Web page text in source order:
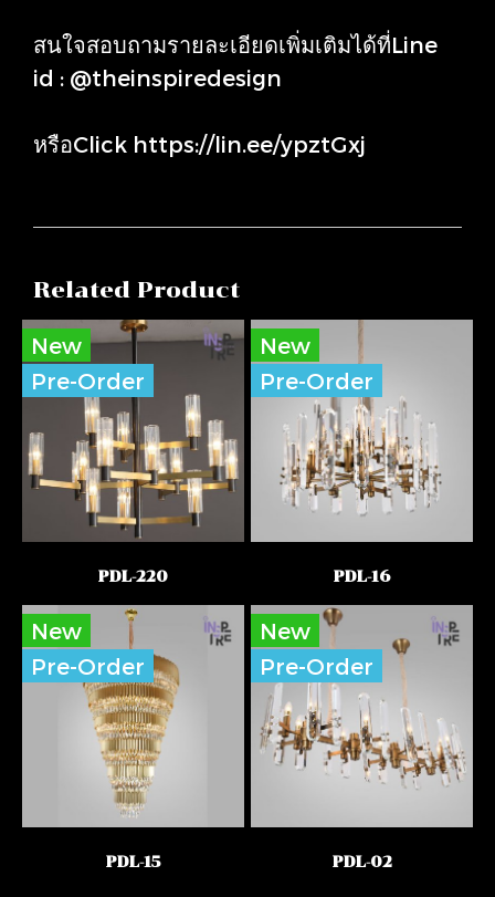
สนใจสอบถามรายละเอียดเพิ่มเติมได้ที่Line
id : @theinspiredesign
หรือClick https://lin.ee/ypztGxj
Related Product
New
Pre-Order
PDL-220
New
Pre-Order
PDL-16
New
Pre-Order
PDL-15
New
Pre-Order
PDL-02